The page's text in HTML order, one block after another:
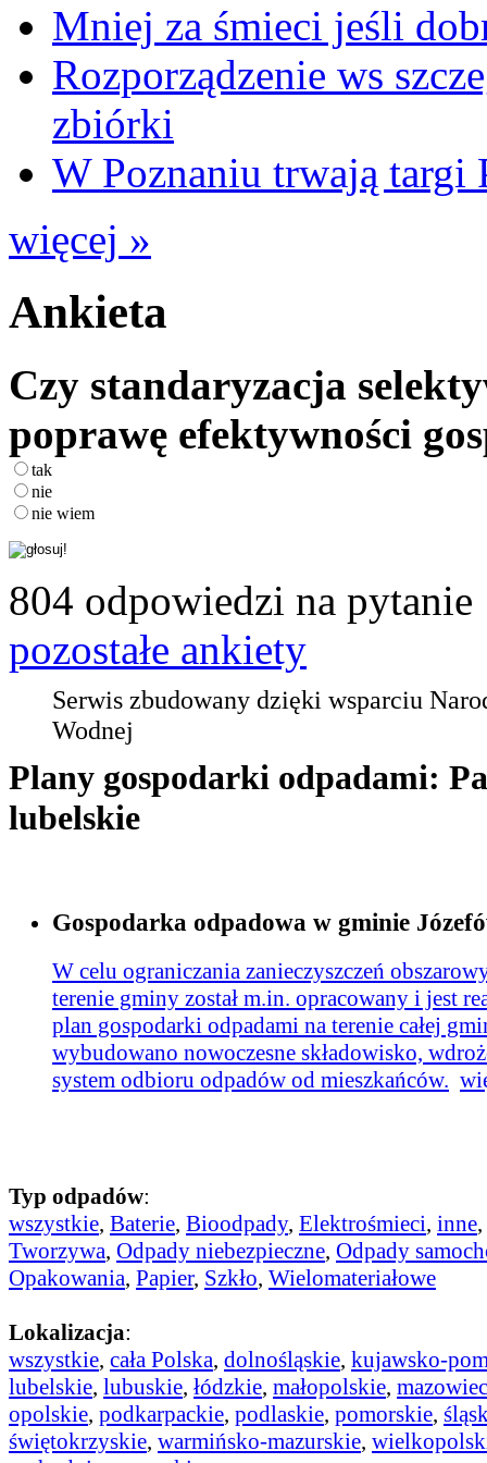
Mniej za śmieci jeśli
Rozporządzenie ws
zbiórki
W Poznaniu trwają
więcej »
Ankieta
Czy standaryzacja
poprawę efektywności
tak
nie
nie wiem
804 odpowiedzi na pytanie
pozostałe ankiety
Serwis zbudowany dzięki wsparciu
Wodnej
Plany gospodarki odpadami:
lubelskie
Gospodarka odpadowa w gminie
W celu ograniczania zanieczyszczeń
terenie gminy został m.in. opracowany i jest
plan gospodarki odpadami na terenie całej
wybudowano nowoczesne składowisko,
system odbioru odpadów od mieszkańców.
Typ odpadów:
wszystkie, Baterie, Bioodpady, Elektrośmieci, inne,
Tworzywa, Odpady niebezpieczne, Odpady
Opakowania, Papier, Szkło, Wielomateriałowe
Lokalizacja:
wszystkie, cała Polska, dolnośląskie, kujawsko-
lubelskie, lubuskie, łódzkie, małopolskie,
opolskie, podkarpackie, podlaskie, pomorskie,
świętokrzyskie, warmińsko-mazurskie,